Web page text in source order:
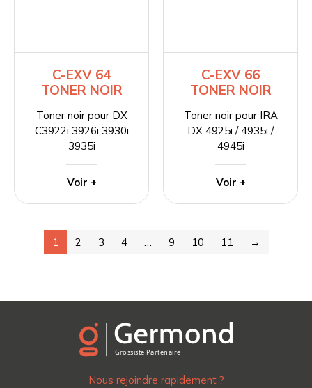
C-EXV 64
TONER NOIR
Toner noir pour DX
C3922i 3926i 3930i
3935i
Voir +
C-EXV 66
TONER NOIR
Toner noir pour IRA
DX 4925i / 4935i /
4945i
Voir +
1 2 3 4 … 9 10 11 →
Nous rejoindre rapidement ?